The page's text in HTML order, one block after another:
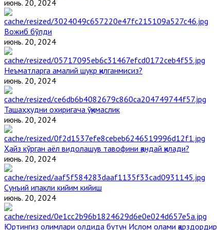
июнь. 20, 2024
Вожиб бўлди
июнь. 20, 2024
Неъматларга амалий шукр қилганмисиз?
июнь. 20, 2024
Ташаҳҳудни охиригача ўқимаслик
июнь. 20, 2024
Ҳайз кўрган аёл видолашув тавофини қандай қилади?
июнь. 20, 2024
Сунъий ипакли кийим кийиш
июнь. 20, 2024
Юртингиз олимлари олдида бутун Ислом олами қарздордир